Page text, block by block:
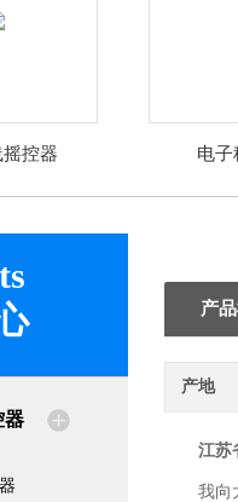
控器 电子
器
产
产地
江苏
我向